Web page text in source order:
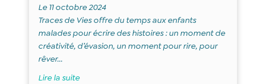
Le 11 octobre 2024
Traces de Vies offre du temps aux enfants
malades pour écrire des histoires : un moment de
créativité, d’évasion, un moment pour rire, pour
rêver...
Lire la suite